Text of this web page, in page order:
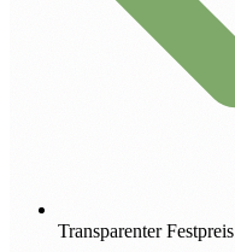
Transparenter Festpreis